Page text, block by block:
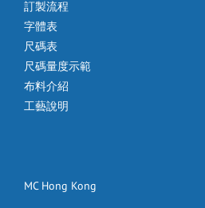
訂製流程
字體表
尺碼表
尺碼量度示範
布料介紹
工藝說明
MC Hong Kong